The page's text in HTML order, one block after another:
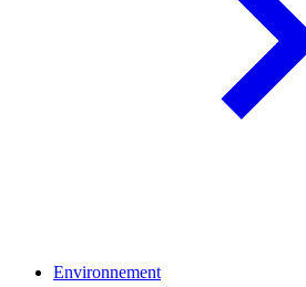
Environnement